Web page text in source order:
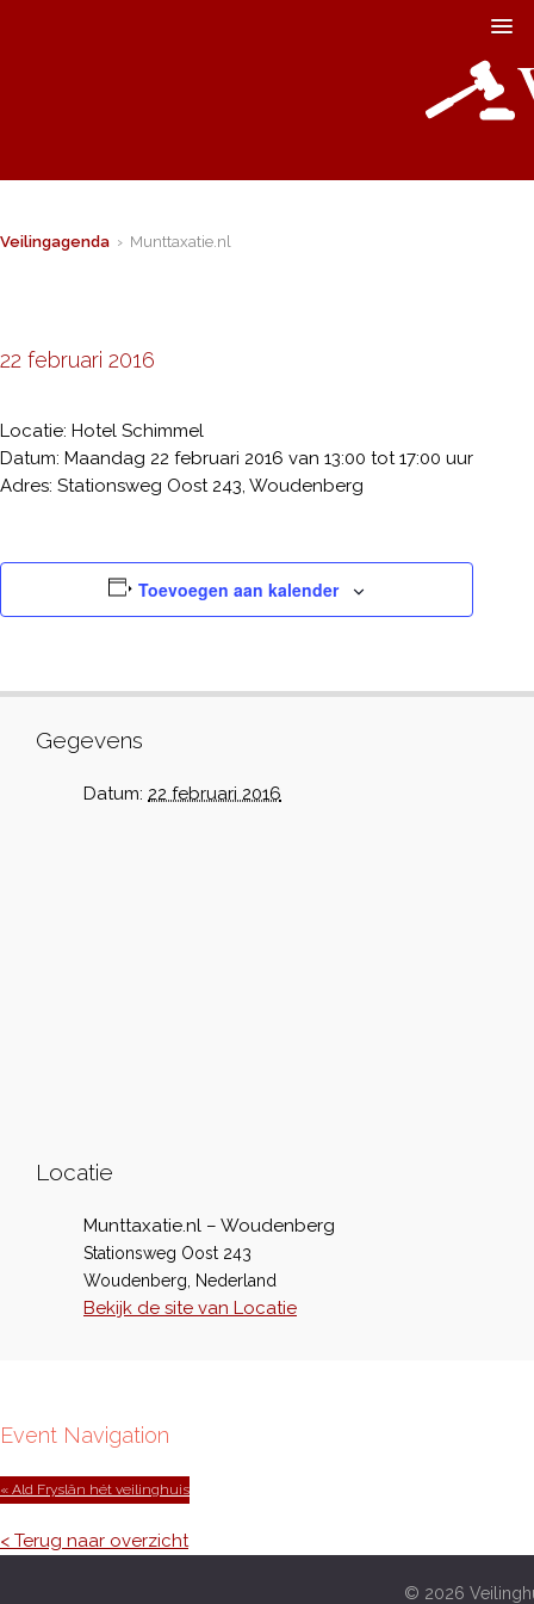
Veilingagenda › Munttaxatie.nl
22 februari 2016
Locatie: Hotel Schimmel
Datum: Maandag 22 februari 2016 van 13:00 tot 17:00 uur
Adres: Stationsweg Oost 243, Woudenberg
Toevoegen aan kalender
Gegevens
Datum: 22 februari 2016
Locatie
Munttaxatie.nl – Woudenberg
Stationsweg Oost 243
Woudenberg
Nederland
Bekijk de site van Locatie
Event Navigation
« Ald Fryslân hét veilinghuis
< Terug naar overzicht
© 2026